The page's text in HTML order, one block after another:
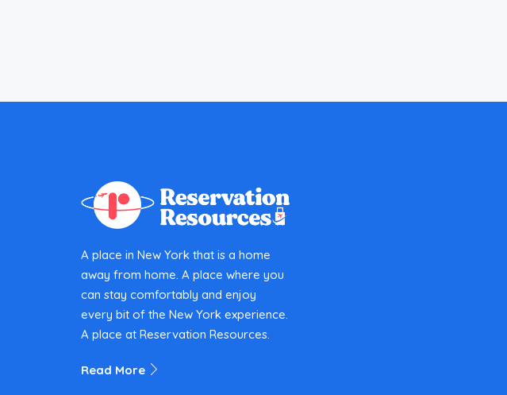
A place in New York that is a home
away from home. A place where you
can stay comfortably and enjoy
every bit of the New York experience.
A place at Reservation Resources.
Read More